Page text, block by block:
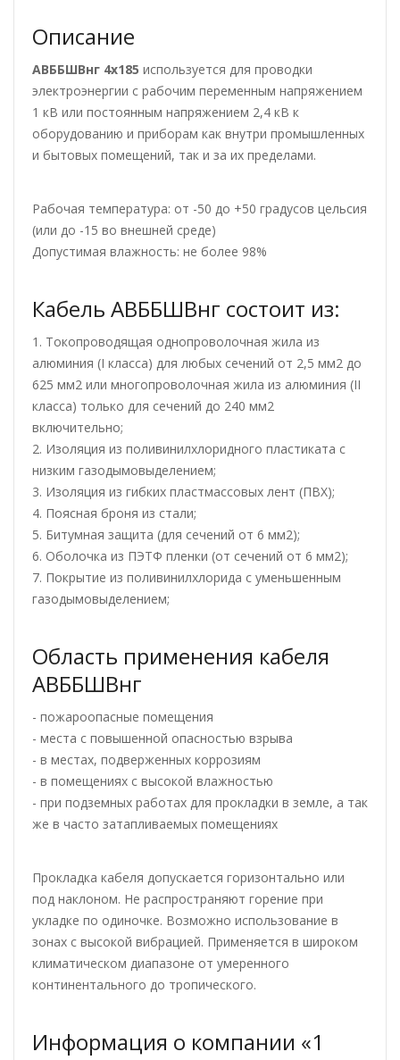
Описание
АВББШВнг 4х185 используется для проводки
электроэнергии с рабочим переменным напряжением
1 кВ или постоянным напряжением 2,4 кВ к
оборудованию и приборам как внутри промышленных
и бытовых помещений, так и за их пределами.
Рабочая температура: от -50 до +50 градусов цельсия
(или до -15 во внешней среде)
Допустимая влажность: не более 98%
Кабель АВББШВнг состоит из:
1. Токопроводящая однопроволочная жила из
алюминия (I класса) для любых сечений от 2,5 мм2 до
625 мм2 или многопроволочная жила из алюминия (II
класса) только для сечений до 240 мм2
включительно;
2. Изоляция из поливинилхлоридного пластиката с
низким газодымовыделением;
3. Изоляция из гибких пластмассовых лент (ПВХ);
4. Поясная броня из стали;
5. Битумная защита (для сечений от 6 мм2);
6. Оболочка из ПЭТФ пленки (от сечений от 6 мм2);
7. Покрытие из поливинилхлорида с уменьшенным
газодымовыделением;
Область применения кабеля
АВББШВнг
- пожароопасные помещения
- места с повышенной опасностью взрыва
- в местах, подверженных коррозиям
- в помещениях с высокой влажностью
- при подземных работах для прокладки в земле, а так
же в часто затапливаемых помещениях
Прокладка кабеля допускается горизонтально или
под наклоном. Не распространяют горение при
укладке по одиночке. Возможно использование в
зонах с высокой вибрацией. Применяется в широком
климатическом диапазоне от умеренного
континентального до тропического.
Информация о компании «1